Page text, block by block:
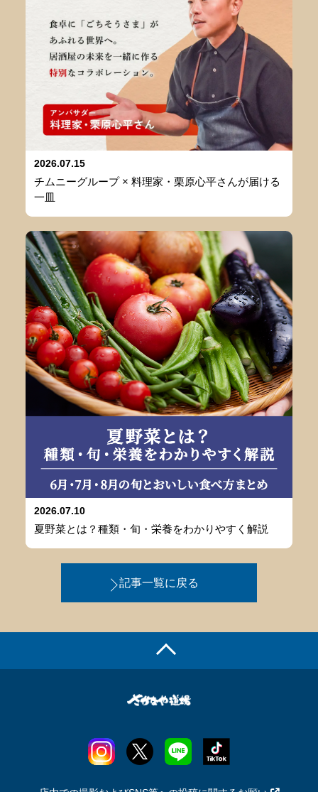
2026.07.15
チムニーグループ × 料理家・栗原心平さんが届ける
一皿
2026.07.10
夏野菜とは？種類・旬・栄養をわかりやすく解説
記事一覧に戻る